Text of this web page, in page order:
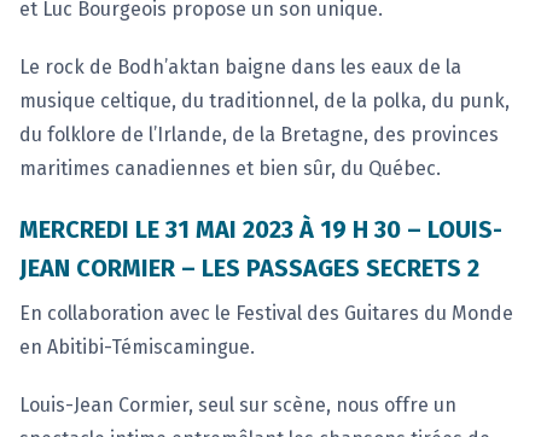
et Luc Bourgeois propose un son unique.
Le rock de Bodh’aktan baigne dans les eaux de la
musique celtique, du traditionnel, de la polka, du punk,
du folklore de l’Irlande, de la Bretagne, des provinces
maritimes canadiennes et bien sûr, du Québec.
MERCREDI LE 31 MAI 2023 À 19 H 30 – LOUIS-
JEAN CORMIER – LES PASSAGES SECRETS 2
En collaboration avec le Festival des Guitares du Monde
en Abitibi-Témiscamingue.
Louis-Jean Cormier, seul sur scène, nous offre un